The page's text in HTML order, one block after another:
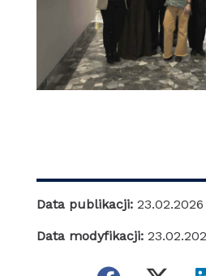
Data publikacji: 23.02.2026
Data modyfikacji: